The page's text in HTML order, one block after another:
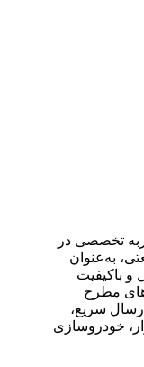
تخصصی در
به‌عنوان
و باکیفیت
مطرح
سریع،
خودروسازی